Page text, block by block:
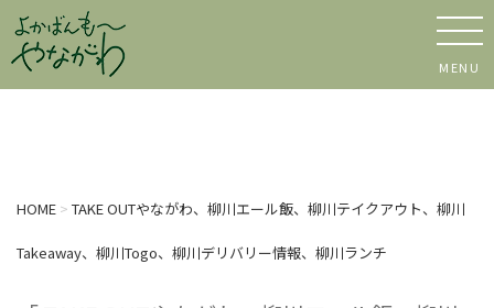
MENU
HOME > TAKE OUTやながわ、柳川エール飯、柳川テイクアウト、柳川
Takeaway、柳川Togo、柳川デリバリー情報、柳川ランチ